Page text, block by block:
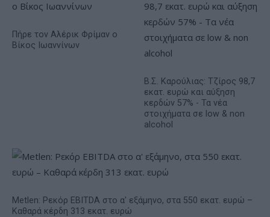
Πήρε τον Αλέρικ Φρίμαν ο
Βίκος Ιωαννίνων
Β.Σ. Καρούλιας: Τζίρος 98,7
εκατ. ευρώ και αύξηση
κερδών 57% - Τα νέα
στοιχήματα σε low & non
alcohol
Metlen: Ρεκόρ EBITDA στο α' εξάμηνο, στα 550 εκατ. ευρώ –
Καθαρά κέρδη 313 εκατ. ευρώ